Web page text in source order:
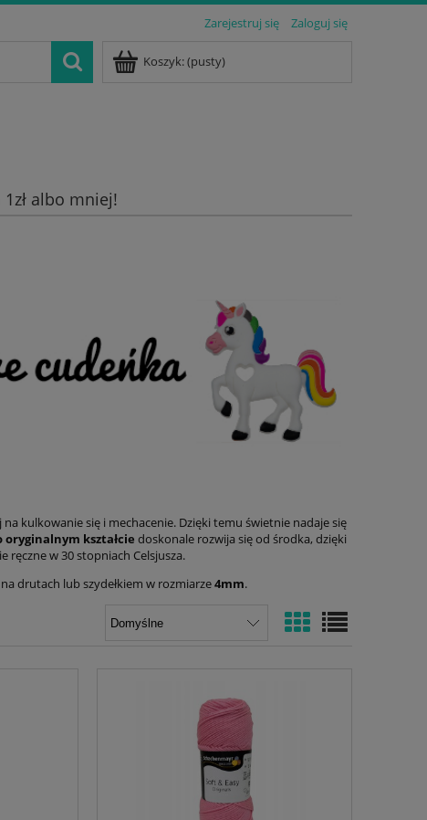
Zarejestruj się Zaloguj się
Koszyk:(pusty)
1zł albo mniej!
kulkowanie się i mechacenie. Dzięki temu świetnie nadaje się
oryginalnym kształcie doskonale rozwija się od środka, dzięki
ręczne w 30 stopniach Celsjusza.
drutach lub szydełkiem w rozmiarze4mm.